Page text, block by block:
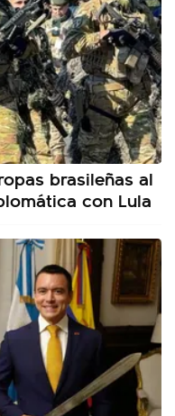
brasileñas al
con Lula